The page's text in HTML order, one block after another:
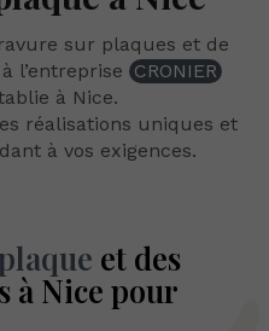
sur plaques et de
l’entreprise CRONIER
à Nice.
réalisations uniques et
à vos exigences.
et des
à Nice pour